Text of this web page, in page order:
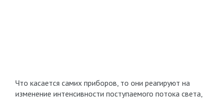
Что касается самих приборов, то они реагируют на
изменение интенсивности поступаемого потока света,